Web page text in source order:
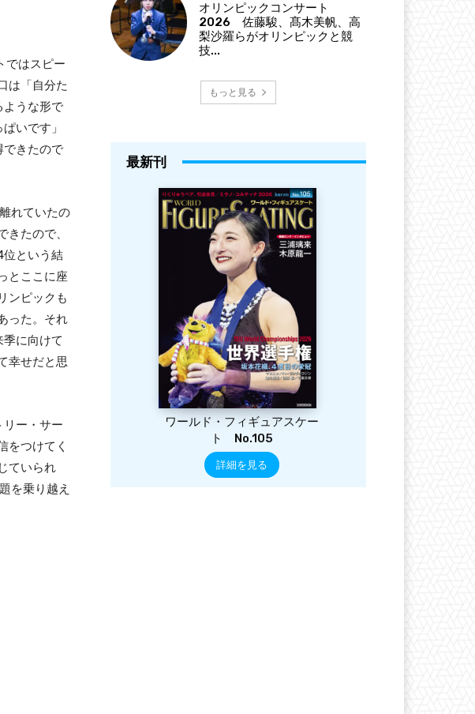
ではスピー
は「自分た
ような形で
いです」
できたので
れていたの
たので、
位という結
とここに座
ンピックも
った。それ
に向けて
幸せだと思
ー・サー
をつけてく
ていられ
を乗り越え
オリンピックコンサート
2026 佐藤駿、髙木美帆、高
梨沙羅らがオリンピックと競
技...
もっと見る
最新刊
ワールド・フィギュアスケー
ト No.105
詳細を見る